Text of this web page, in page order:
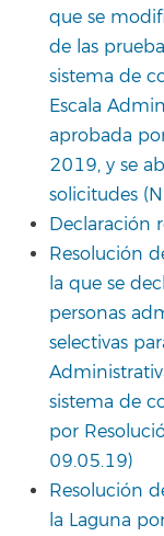
que se
de las
sistema de
Escala
aprobada
2019, y se
solicitudes
Declaración
Resolución
la que se
personas
selectivas
sistema de
por
09.05.19)
Resolución
la Laguna